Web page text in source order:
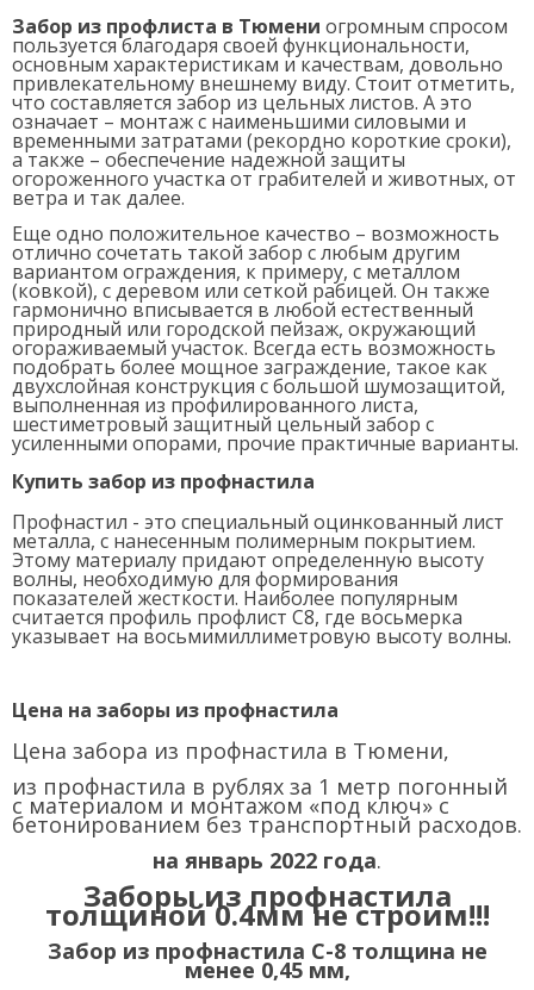
Забор из профлиста в Тюмени огромным спросом
пользуется благодаря своей функциональности,
основным характеристикам и качествам, довольно
привлекательному внешнему виду. Стоит отметить,
что составляется забор из цельных листов. А это
означает – монтаж с наименьшими силовыми и
временными затратами (рекордно короткие сроки),
а также – обеспечение надежной защиты
огороженного участка от грабителей и животных, от
ветра и так далее.
Еще одно положительное качество – возможность
отлично сочетать такой забор с любым другим
вариантом ограждения, к примеру, с металлом
(ковкой), с деревом или сеткой рабицей. Он также
гармонично вписывается в любой естественный
природный или городской пейзаж, окружающий
огораживаемый участок. Всегда есть возможность
подобрать более мощное заграждение, такое как
двухслойная конструкция с большой шумозащитой,
выполненная из профилированного листа,
шестиметровый защитный цельный забор с
усиленными опорами, прочие практичные варианты.
Купить забор из профнастила
Профнастил - это специальный оцинкованный лист
металла, с нанесенным полимерным покрытием.
Этому материалу придают определенную высоту
волны, необходимую для формирования
показателей жесткости. Наиболее популярным
считается профиль профлист С8, где восьмерка
указывает на восьмимиллиметровую высоту волны.
Цена на заборы из профнастила
Цена забора из профнастила в Тюмени,
из профнастила в рублях за 1 метр погонный
с материалом и монтажом «под ключ» с
бетонированием без транспортный расходов.
на январь 2022 года.
Заборы из профнастила
толщиной 0.4мм не строим!!!
Забор из профнастила С-8 толщина не
менее 0,45 мм,